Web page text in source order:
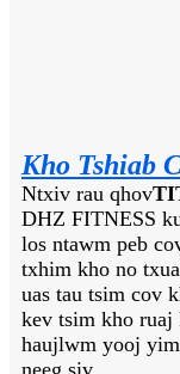
Kho Tshiab
Ntxiv rau qhov
DHZ FITNESS
los ntawm peb
txhim kho no
uas tau tsim cov
kev tsim kho ruaj
haujlwm yooj
neeg siv.